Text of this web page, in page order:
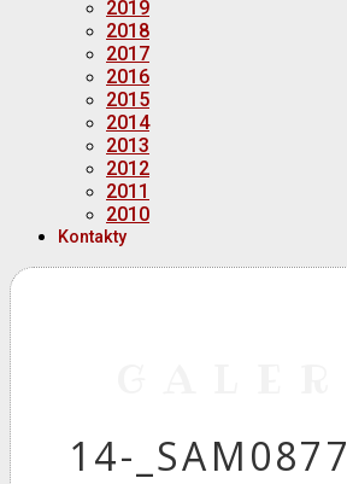
2019
2018
2017
2016
2015
2014
2013
2012
2011
2010
Kontakty
14-_SAM0877